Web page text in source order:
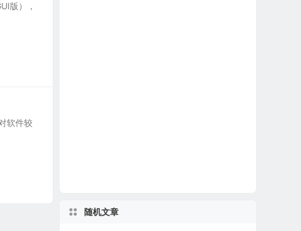
版），
软件较
随机文章